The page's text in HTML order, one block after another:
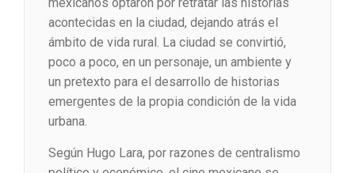
acontecidas en la ciudad, dejando atrás el
ámbito de vida rural. La ciudad se convirtió,
poco a poco, en un personaje, un ambiente y
un pretexto para el desarrollo de historias
emergentes de la propia condición de la vida
urbana.
Según Hugo Lara, por razones de centralismo